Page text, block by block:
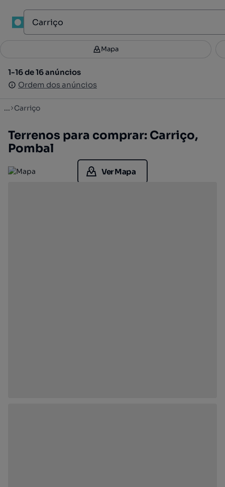
Filtros 2
1-16 de 16 anúncios
Ordem dos anúncios
Mapa
1-16 de 16 anúncios
Ordem dos anúncios
... Carriço
Terrenos para comprar: Carriço,
Pombal
Ver Mapa